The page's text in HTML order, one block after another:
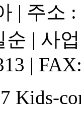
| 주소
| 사
|